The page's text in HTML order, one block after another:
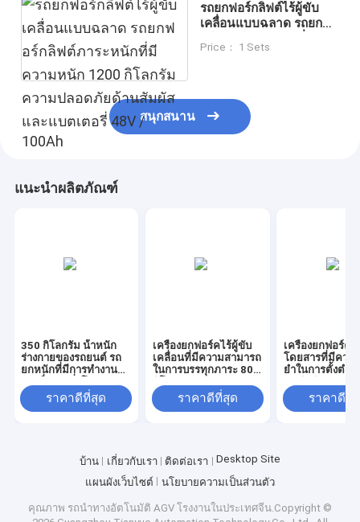
รถยกฟอร์กลิฟต์ไร้ผู้ขับ
เคลื่อนแบบฉลาด รถยกฟ
ความหนัก 1200 กิโลกรัม
100Ah
Price： 1 Sets
สนุกสนาน
แนะนำผลิตภัณฑ์
350 กิโลกรัม น้ําหนัก
ร่างกายของรถยนต์ รถ
ยกหนักที่มีการทํางาน
ภาระหมาย 1500
กิโลกรัม
ราคาดีที่สุด
เครื่องยกฟอร์คไร้ผู้ขับ
เคลื่อนที่มีความสามารถ
ในการบรรทุกภาระ 800
ชั่วโมง และความแม่น
ยําในการหยุด ± 5 มิลลิ
ราคาดีที่สุด
เครื่องยกฟอร์ค
โดยสารที่มีควา
ยําในการตั้งตํา
และความสามา
การปีนเขาเต็มภ
ราคาดีที่
บ้าน เกี่ยวกับเรา ติดต่อเรา
Desktop Site
แผนผังเว็บไซต์
นโยบายความเป็นส่วนตัว
คุณภาพ รถนําทางอัตโนมัติ AGV โรงงานในประเทศจีน.Copyright ©